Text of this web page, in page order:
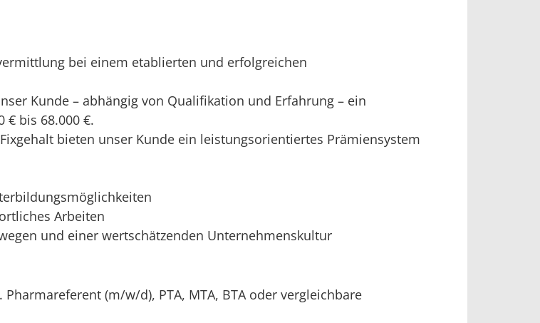
bei einem etablierten und erfolgreichen
Kunde – abhängig von Qualifikation und Erfahrung – ein
€ bis 68.000 €.
bieten unser Kunde ein leistungsorientiertes Prämiensystem
Arbeiten
und einer wertschätzenden Unternehmenskultur
(m/w/d), PTA, MTA, BTA oder vergleichbare